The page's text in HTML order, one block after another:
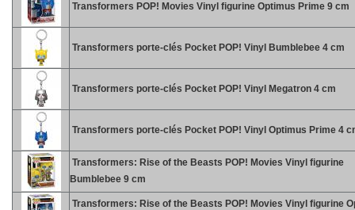
Transformers POP! Movies Vinyl figurine Optimus Prime 9 cm
Transformers porte-clés Pocket POP! Vinyl Bumblebee 4 cm
Transformers porte-clés Pocket POP! Vinyl Megatron 4 cm
Transformers porte-clés Pocket POP! Vinyl Optimus Prime 4
Transformers: Rise of the Beasts POP! Movies Vinyl figurine
Bumblebee 9 cm
Transformers: Rise of the Beasts POP! Movies Vinyl figurine